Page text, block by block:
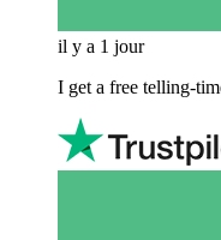
il y a 1 jour
I get a free telling-